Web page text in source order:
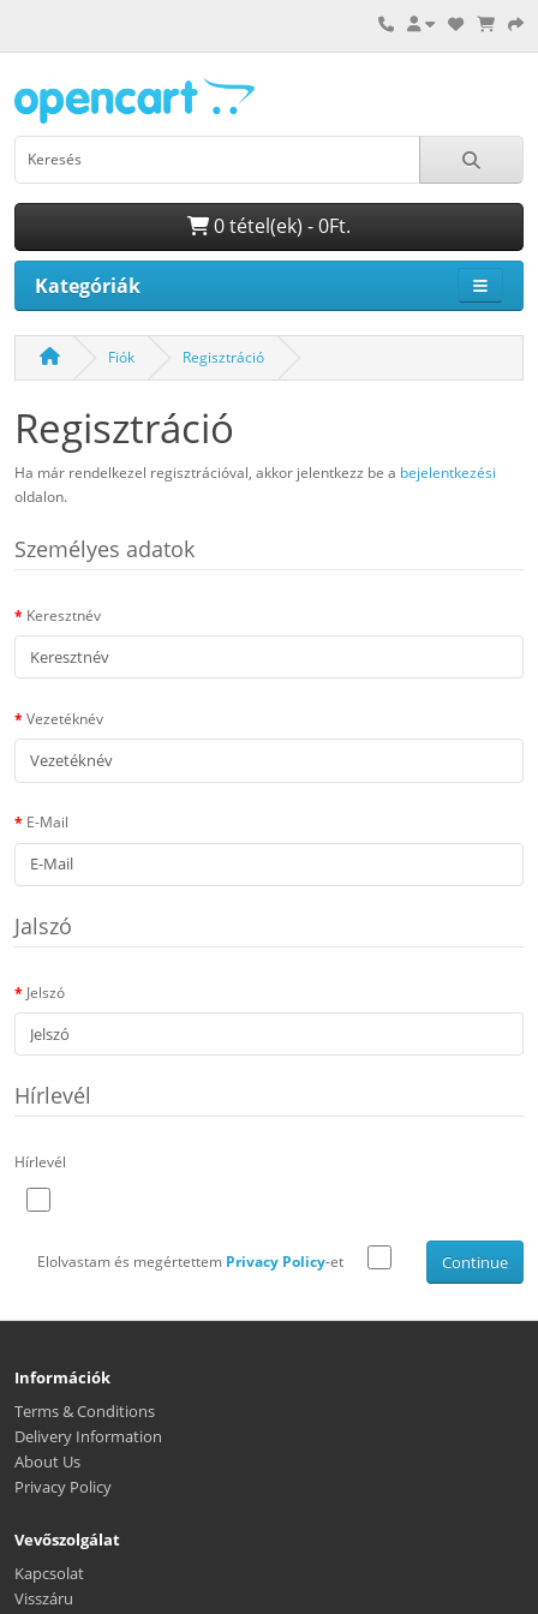
0 tétel(ek) - 0Ft.
Kategóriák
Fiók Regisztráció
Regisztráció
Ha már rendelkezel regisztrációval, akkor jelentkezz be a bejelentkezési
oldalon.
Személyes adatok
Keresztnév
Vezetéknév
E-Mail
Jalszó
Jelszó
Hírlevél
Hírlevél
Elolvastam és megértettem Privacy Policy-et Continue
Információk
Terms & Conditions
Delivery Information
About Us
Privacy Policy
Vevőszolgálat
Kapcsolat
Visszáru